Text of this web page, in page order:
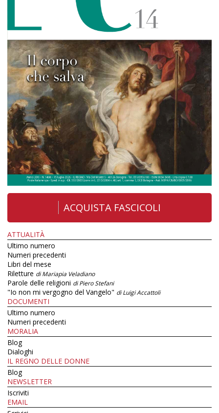
ACQUISTA FASCICOLI
ATTUALITÀ
Ultimo numero
Numeri precedenti
Libri del mese
Riletture di Mariapia Veladiano
Parole delle religioni di Piero Stefani
"Io non mi vergogno del Vangelo" di Luigi Accattoli
DOCUMENTI
Ultimo numero
Numeri precedenti
MORALIA
Blog
Dialoghi
IL REGNO DELLE DONNE
Blog
NEWSLETTER
Iscriviti
EMAIL